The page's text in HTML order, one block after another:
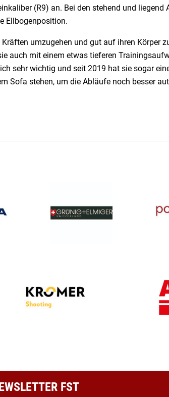
(R9) an. Bei den stehend und liegend
Ellbogenposition.
umzugehen und gut auf ihren Körper
auch mit einem etwas tieferen
sehr wichtig und seit 2019 hat sie sogar
Sofa stehen, um die Abläufe noch besser
FST